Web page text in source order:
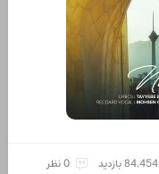
84,454 بازدید 0 نظر